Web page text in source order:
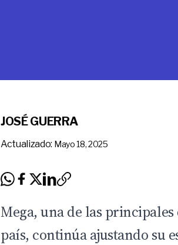
JOSÉ GUERRA
Actualizado: Mayo 18, 2025
Mega, una de las
país, continúa ajustando su